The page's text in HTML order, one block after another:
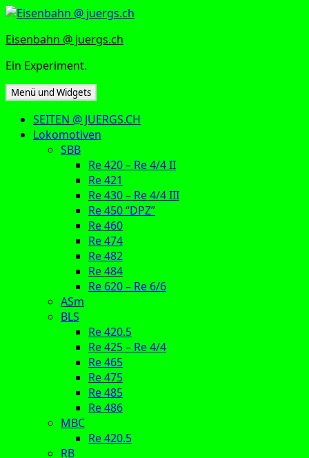
Zum
springen
Eisenbahn @ juergs.ch
Ein Experiment.
Menü und Widgets
SEITEN @ JUERGS.CH
Lokomotiven
SBB
Re 420 – Re 4/4 II
Re 421
Re 430 – Re 4/4 III
Re 450 “DPZ”
Re 460
Re 474
Re 482
Re 484
Re 620 – Re 6/6
ASm
BLS
Re 420.5
Re 425 – Re 4/4
Re 465
Re 475
Re 485
Re 486
MBC
Re 420.5
RB